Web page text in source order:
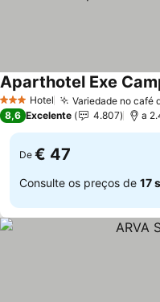
3 EstrelasHotel Variedade no café
Aparthotel Exe
8,6 Excelente 4.807 a
De € 47
Consulte os preços de 17